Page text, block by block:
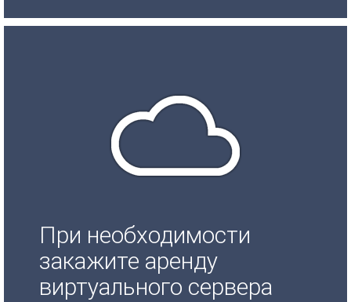
При необходимости
закажите аренду
виртуального сервера